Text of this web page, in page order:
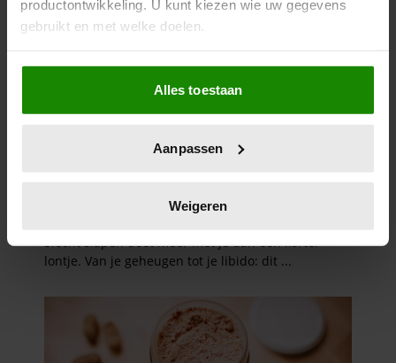
productontwikkeling. U kunt kiezen wie uw gegevens
gebruikt en met welke doelen.
Als u het toestaat, willen we ook graag:
Informatie verzamelen over uw geografische
locatie, die tot een paar meter nauwkeurig kan zijn
scannen op specifieke eigenschappen (fingerprinting)
verwerkt en stel uw voorkeuren in het
intrekken in de Cookieverklaring.
personaliseren, om functies voor social media te bieden
en om ons websiteverkeer te analyseren. Ook delen we
informatie over uw gebruik van onze site met onze
Alles toestaan
Aanpassen
Weigeren